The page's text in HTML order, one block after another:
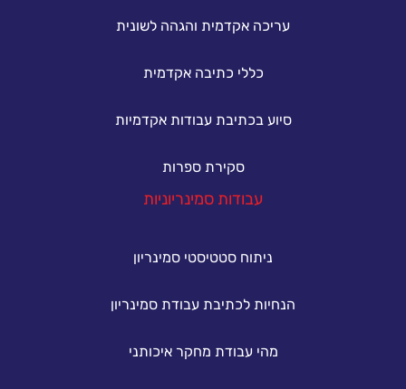
עריכה אקדמית והגהה לשונית
כללי כתיבה אקדמית
סיוע בכתיבת עבודות אקדמיות
סקירת ספרות
עבודות סמינריוניות
ניתוח סטטיסטי סמינריון
הנחיות לכתיבת עבודת סמינריון
מהי עבודת מחקר איכותני